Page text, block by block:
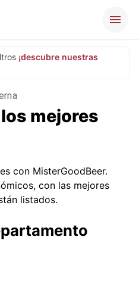
¡descubre nuestras
mejores
con MisterGoodBeer.
con las mejores
listados.